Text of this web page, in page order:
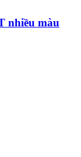
nhiều màu